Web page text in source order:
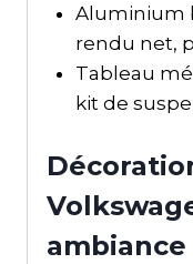
Aluminium
rendu net,
Tableau
kit de